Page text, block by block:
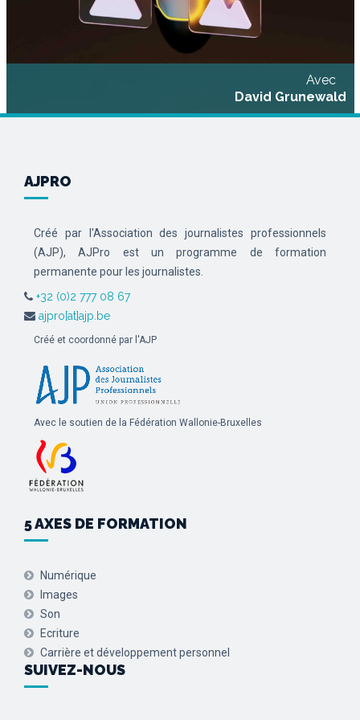
Avec
David Grunewald
AJPRO
Créé par l'Association des journalistes professionnels
(AJP), AJPro est un programme de formation
permanente pour les journalistes.
+32 (0)2 777 08 67
ajpro[at]ajp.be
Créé et coordonné par l'AJP
Avec le soutien de la Fédération Wallonie-Bruxelles
5 AXES DE FORMATION
Numérique
Images
Son
Ecriture
Carrière et développement personnel
SUIVEZ-NOUS